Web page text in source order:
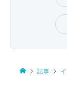
記事